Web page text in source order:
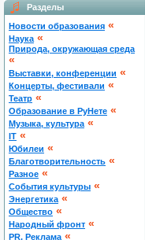
Разделы
Новости образования «
Наука «
Природа, окружающая среда
«
Выставки, конференции «
Концерты, фестивали «
Театр «
Образование в РуНете «
Музыка, культура «
IT «
Юбилеи «
Благотворительность «
Разное «
Cобытия культуры «
Энергетика «
Общество «
Народный фронт «
PR, Реклама «